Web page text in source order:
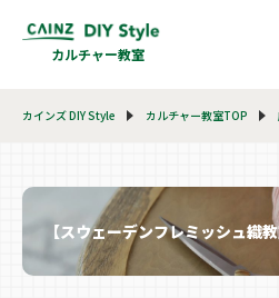
カルチャー教室
カインズ DIY Style カルチャー教室TOP
【スウェーデンフレミッシュ織